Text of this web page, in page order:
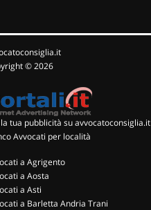
© 2026
tua pubblicità su avvocatoconsiglia.it
Avvocati per località
a Agrigento
a Aosta
a Asti
a Barletta Andria Trani